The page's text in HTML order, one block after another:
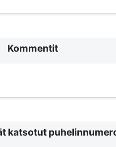
Kommentit
katsotut